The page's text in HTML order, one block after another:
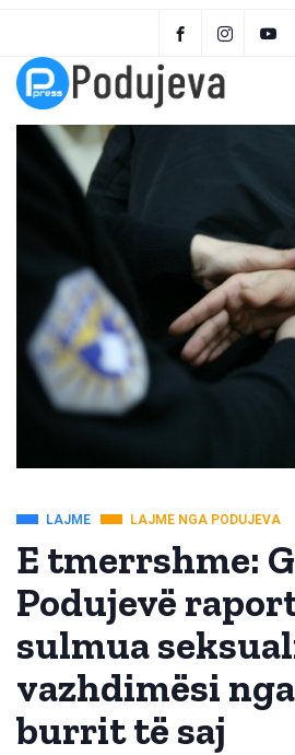
LAJME LAJME NGA PODUJEVA
E tmerrshme:
Podujevë
sulmua
vazhdimësi
burrit të saj